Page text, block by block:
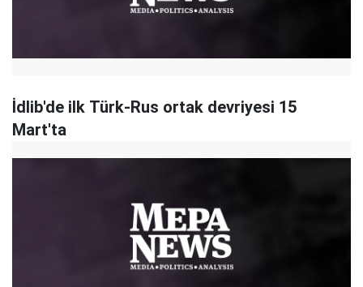
İdlib'de ilk Türk-Rus ortak devriyesi 15
Mart'ta